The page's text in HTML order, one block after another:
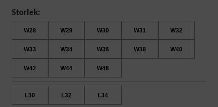
Storlek:
W28 W29 W30 W31 W32
W33 W34 W36 W38 W40
W42 W44 W46
L30 L32 L34